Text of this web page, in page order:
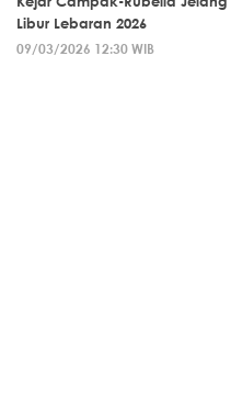
Libur Lebaran 2026
09/03/2026 12:30 WIB